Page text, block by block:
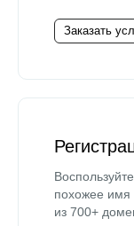
Заказать
похожее имя
из 700+